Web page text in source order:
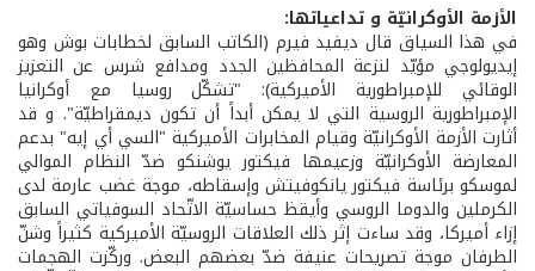
الأزمة الأوكرانيّة و تداعياتها:
في هذا السياق قال ديفيد فيرم (الكاتب السابق لخطابات بوش وهو
إيديولوجي مؤيّد لنزعة المحافظين الجدد ومدافع شرس عن التعزيز
الوقائي للإمبراطورية الأميركية): "تشكّل روسيا مع أوكرانيا
الإمبراطورية الروسية التي لا يمكن أبداً أن تكون ديمقراطيّة". و قد
أثارت الأزمة الأوكرانيّة وقيام المخابرات الأميركية "السي أي إيه" بدعم
المعارضة الأوكرانيّة وزعيمها فيكتور يوشنكو ضدّ النظام الموالي
لموسكو برئاسة فيكتور يانكوفيتش وإسقاطه، موجة غضب عارمة لدى
الكرملين والدوما الروسي وأيقظ حساسيّة الاتّحاد السوفياتي السابق
إزاء أميركا، وقد ساءت إثر ذلك العلاقات الروسيّة الأميركية كثيراً وشنّ
الطرفان موجة تصريحات عنيفة ضدّ بعضهم البعض. وركّزت الهجمات